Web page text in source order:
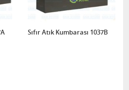
Sıfır Atık Kumbarası 1037B